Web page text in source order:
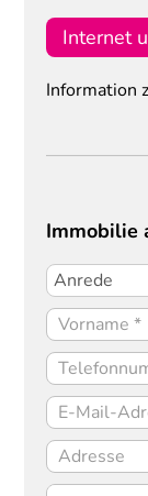
Internet
Information
Immobilie